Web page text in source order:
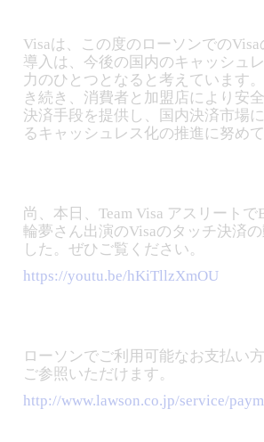
Visaは、この度のローソンでの
導入は、今後の国内のキャッシュ
力のひとつとなると考えています。
き続き、消費者と加盟店により安
決済手段を提供し、国内決済市場
るキャッシュレス化の推進に努め
尚、本日、Team Visa アスリート
輪夢さん出演のVisaのタッチ決済
した。ぜひご覧ください。
https://youtu.be/hKiTllzXmOU
ローソンでご利用可能なお支払い
ご参照いただけます。
http://www.lawson.co.jp/service/